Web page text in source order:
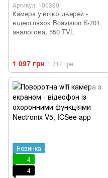
Артикул: 100390
Камера у вічко дверей -
відеоглазок Boavision K-701,
аналогова, 550 TVL
1 097 грн 1 312 грн
Новинка
4
4